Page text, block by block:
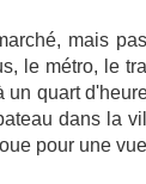
mais
le métro, le
un quart
dans la
pour une